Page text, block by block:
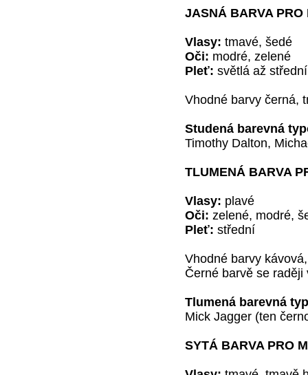
JASNÁ BARVA PRO
Vlasy: tmavé, šedé
Oči: modré, zelené
Pleť: světlá až střední
Vhodné barvy černá,
Studená barevná
Timothy Dalton,
TLUMENÁ BARVA
Vlasy: plavé
Oči: zelené, modré,
Pleť: střední
Vhodné barvy
Černé barvě se
Tlumená barevná
Mick Jagger (ten
SYTÁ BARVA PRO